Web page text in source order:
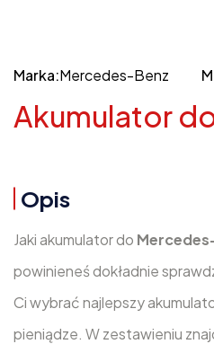
Marka:Mercedes-Benz
Akumulator
Opis
Jaki akumulator do
powinieneś dokładnie
Ci wybrać najlepszy
pieniądze. W zestawieniu